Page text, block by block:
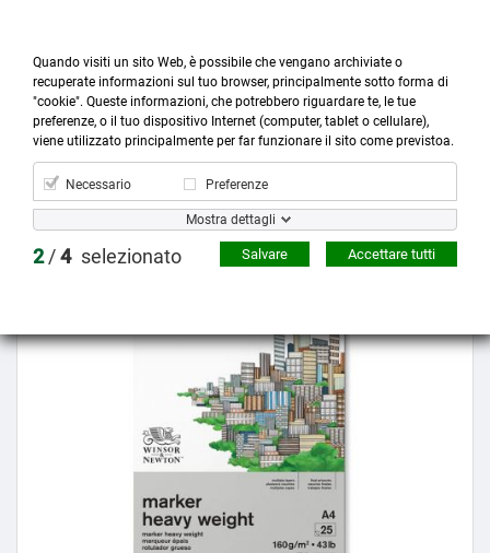

Prodotti

Account

Cerca
more_horiz
Menù
shopping_cart
Prezzo scontato
Quando visiti un sito Web, è possibile che vengano archiviate o
recuperate informazioni sul tuo browser, principalmente sotto forma di
"cookie". Queste informazioni, che potrebbero riguardare te, le tue
preferenze, o il tuo dispositivo Internet (computer, tablet o cellulare),
viene utilizzato principalmente per far funzionare il sito come previstoa.
Necessario Preferenze
Mostra dettagli
2/4 selezionato Accettare tutti
Salvare